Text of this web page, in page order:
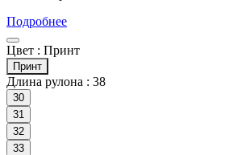
Подробнее
Цвет : Принт
Принт
Длина рулона : 38
30
31
32
33